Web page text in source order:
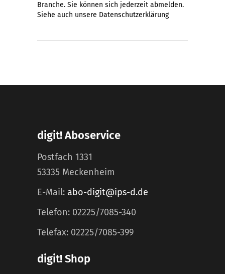
Branche. Sie können sich jederzeit abmelden.
Siehe auch unsere Datenschutzerklärung
digit! Aboservice
Postfach 1331
53335 Meckenheim
E-Mail: abo-digit@ips-d.de
Telefon: 02225/7085-340
Telefax: 02225/7085-399
digit! Shop